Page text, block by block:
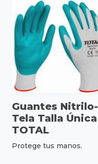
Guantes Nitrilo-
Tela Talla Única
TOTAL
Protege tus manos.